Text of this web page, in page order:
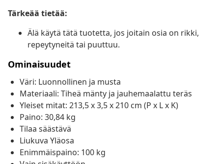
Tärkeää tietää:
Älä käytä tätä tuotetta, jos joitain osia on rikki,
repeytyneitä tai puuttuu.
Ominaisuudet
Väri: Luonnollinen ja musta
Materiaali: Tiheä mänty ja jauhemaalattu teräs
Yleiset mitat: 213,5 x 3,5 x 210 cm (P x L x K)
Paino: 30,84 kg
Tilaa säästävä
Liukuva Yläosa
Enimmäispaino: 100 kg